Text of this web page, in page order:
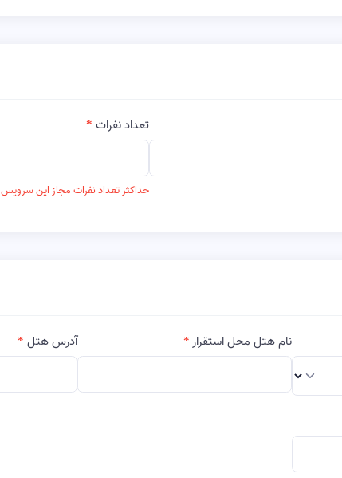
تعداد نفرات
حداکثر تعداد نفرات مجاز این سرویس
نام هتل محل استقرار آدرس هتل